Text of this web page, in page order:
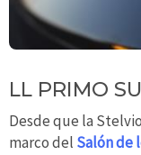
LL PRIMO
Desde que la
marco del Salón de